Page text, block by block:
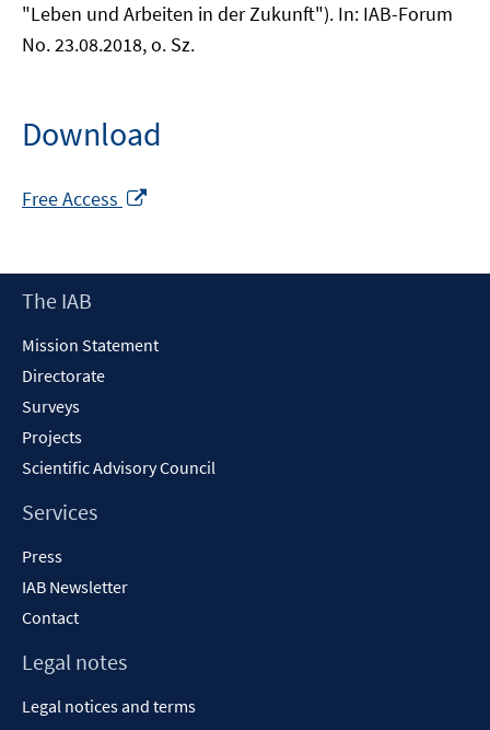
"Leben und Arbeiten in der Zukunft"). In: IAB-Forum
No. 23.08.2018, o. Sz.
Download
Free Access
new
Footer
The IAB
Mission Statement
Directorate
Surveys
Projects
Scientific Advisory Council
Services
Press
IAB Newsletter
Contact
Legal notes
Legal notices and terms